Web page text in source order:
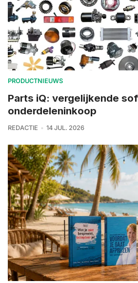
PRODUCTNIEUWS
Parts iQ: vergelijkende
onderdeleninkoop
REDACTIE 14 JUL. 2026